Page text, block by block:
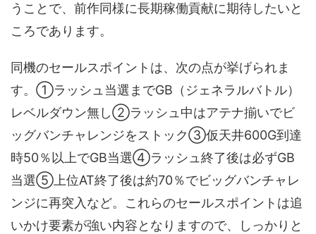
うことで、前作同様に長期稼働貢献に期待したいと
ころであります。
同機のセールスポイントは、次の点が挙げられま
す。①ラッシュ当選までGB（ジェネラルバトル）
レベルダウン無し②ラッシュ中はアテナ揃いでビ
ッグバンチャレンジをストック③仮天井600G到達
時50％以上でGB当選④ラッシュ終了後は必ずGB
当選⑤上位AT終了後は約70％でビッグバンチャレ
ンジに再突入など。これらのセールスポイントは追
いかけ要素が強い内容となりますので、しっかりと